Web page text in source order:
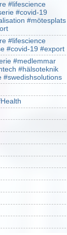
#lifescience
#covid-19
#mötesplats
#lifescience
#covid-19 #export
#medlemmar
#hälsoteknik
#swedishsolutions